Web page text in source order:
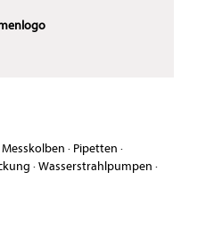
· Pipetten ·
·Wasserstrahlpumpen ·